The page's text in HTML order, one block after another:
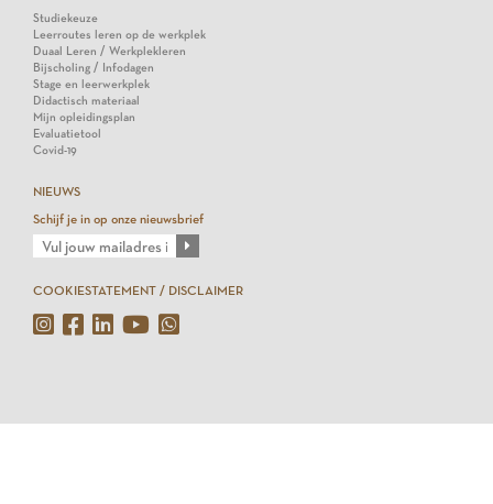
Studiekeuze
Leerroutes leren op de werkplek
Duaal Leren / Werkplekleren
Bijscholing / Infodagen
Stage en leerwerkplek
Didactisch materiaal
Mijn opleidingsplan
Evaluatietool
Covid-19
NIEUWS
Schijf je in op onze nieuwsbrief
COOKIESTATEMENT / DISCLAIMER